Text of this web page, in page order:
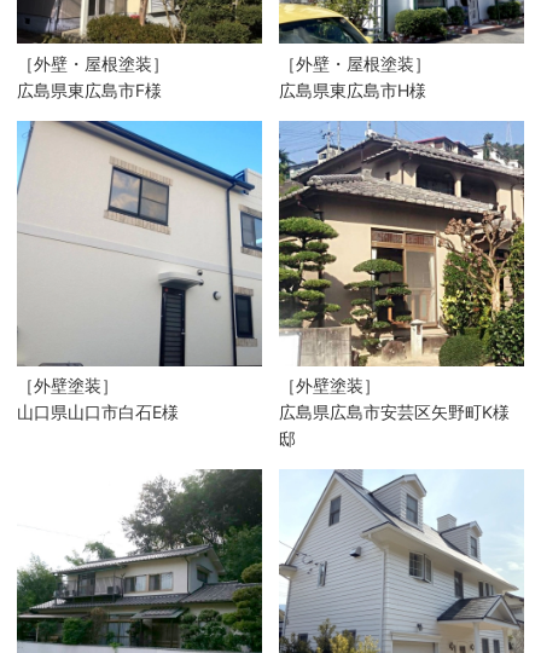
［外壁・屋根塗装］
広島県東広島市F様
［外壁・屋根塗装］
広島県東広島市H様
［外壁塗装］
山口県山口市白石E様
［外壁塗装］
広島県広島市安芸区矢野町K様
邸